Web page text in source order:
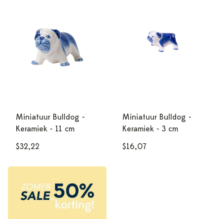
Miniatuur Bulldog -
Keramiek - 11 cm
$32,22
Miniatuur Bulldog -
Keramiek - 3 cm
$16,07